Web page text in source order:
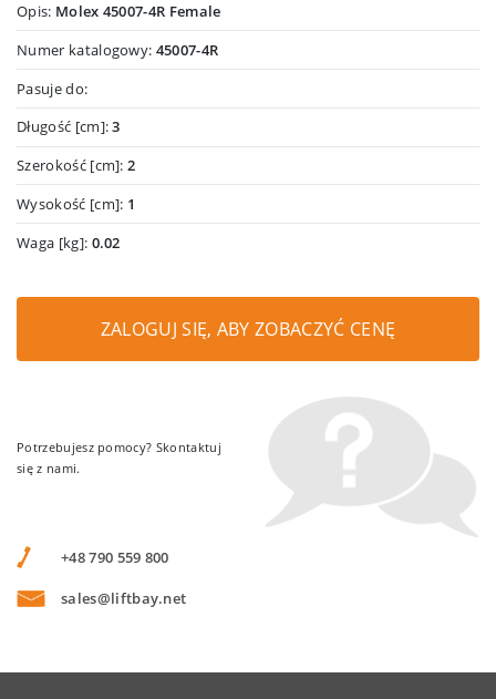
Opis: Molex 45007-4R Female
Numer katalogowy: 45007-4R
Pasuje do:
Długość [cm]:3
Szerokość [cm]:2
Wysokość [cm]: 1
Waga [kg]: 0.02
ZALOGUJ SIĘ, ABY ZOBACZYĆ CENĘ
Potrzebujesz pomocy? Skontaktuj
się z nami.
+48 790 559 800
sales@liftbay.net